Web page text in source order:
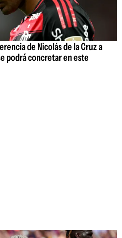
de Nicolás de la Cruz a
podrá concretar en este